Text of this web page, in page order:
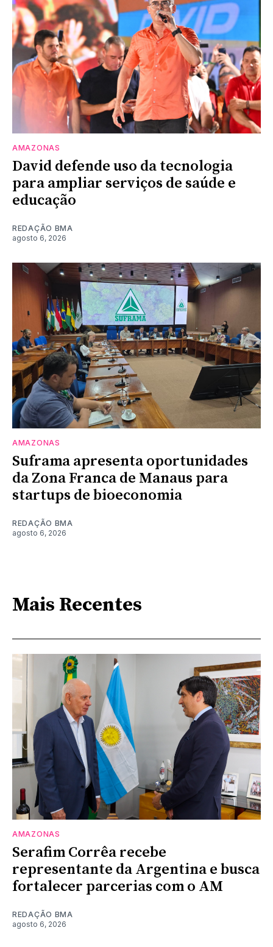
AMAZONAS
David defende uso da tecnologia
para ampliar serviços de saúde e
educação
REDAÇÃO BMA
agosto 6, 2026
AMAZONAS
Suframa apresenta oportunidades
da Zona Franca de Manaus para
startups de bioeconomia
REDAÇÃO BMA
agosto 6, 2026
Mais Recentes
AMAZONAS
Serafim Corrêa recebe
representante da Argentina e busca
fortalecer parcerias com o AM
REDAÇÃO BMA
agosto 6, 2026